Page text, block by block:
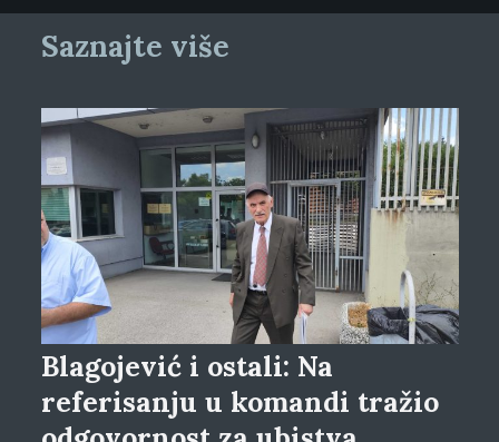
Saznajte više
Blagojević i ostali: Na
referisanju u komandi tražio